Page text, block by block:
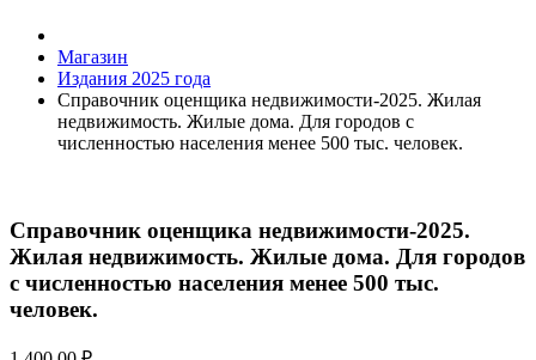
Магазин
Издания 2025 года
Справочник оценщика недвижимости-2025. Жилая
недвижимость. Жилые дома. Для городов с
численностью населения менее 500 тыс. человек.
Справочник оценщика недвижимости-2025.
Жилая недвижимость. Жилые дома. Для городов
с численностью населения менее 500 тыс.
человек.